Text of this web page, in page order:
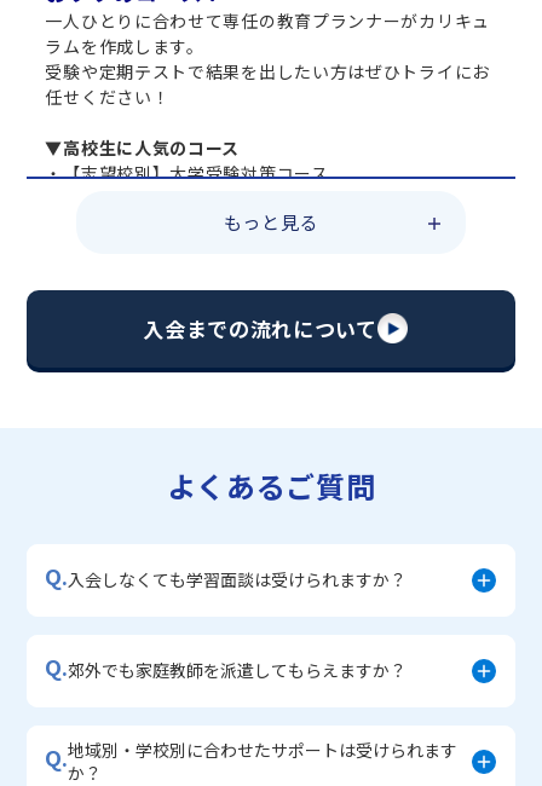
一人ひとりに合わせて専任の教育プランナーがカリキュ
ラムを作成します。
受験や定期テストで結果を出したい方はぜひトライにお
任せください！
▼高校生に人気のコース
・【志望校別】大学受験対策コース
・総合型選抜直前対策コース
・【志望校別】公立・私立高校受験対策コース
・宿題サポートコース
・学習習慣定着コース
もっと見る
入会までの流れについて
よくあるご質問
Q.入会しなくても学習面談は受けられますか？
Q.郊外でも家庭教師を派遣してもらえますか？
Q.地域別・学校別に合わせたサポートは受けられます
か？